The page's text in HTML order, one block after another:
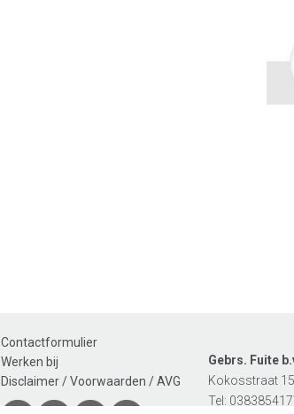
Contactformulier
Werken bij
Disclaimer / Voorwaarden / AVG
Gebrs. Fuite
Kokosstraat
Tel: